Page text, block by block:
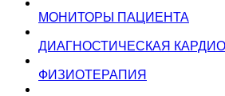
МОНИТОРЫ ПАЦИЕНТА
ДИАГНОСТИЧЕСКАЯ
ФИЗИОТЕРАПИЯ